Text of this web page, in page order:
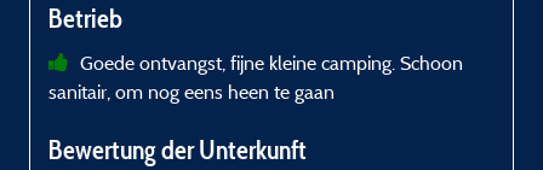
Betrieb
Goede ontvangst, fijne kleine camping. Schoon
sanitair, om nog eens heen te gaan
Bewertung der Unterkunft